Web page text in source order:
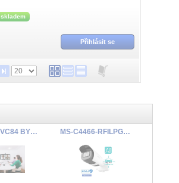
síť LoRa.
skladem
Přihlásit se
Yealink UVC84 BYOD Kit pro střední konferenční místnosti MS-C4466-RFILPG1/2.8-12mm/M2/A66 LPR Camera